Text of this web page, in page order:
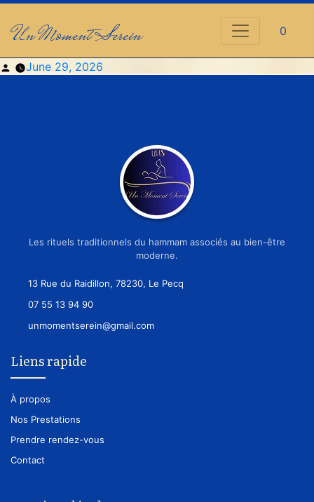
Un Moment Serein 0
Posted
June 29, 2026
Les rituels traditionnels du hammam associés au bien-être
moderne.
13 Rue du Raidillon, 78230, Le Pecq
07 55 13 94 90
unmomentserein@gmail.com
Liens rapide
À propos
Nos Prestations
Prendre rendez-vous
Contact